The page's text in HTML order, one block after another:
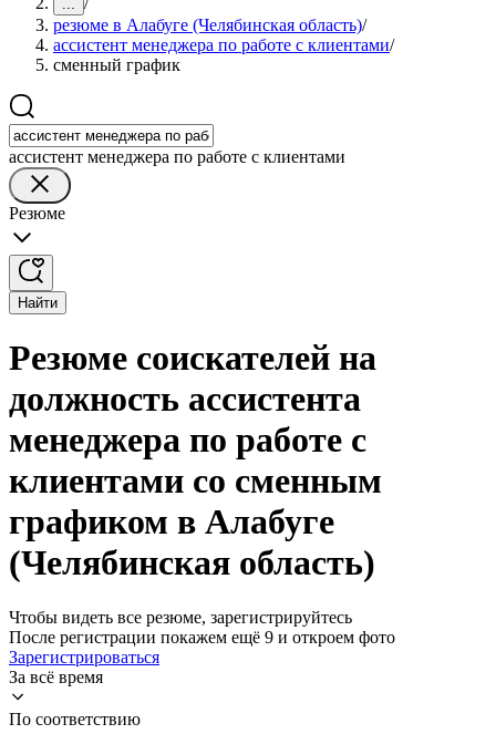
...
резюме в Алабуге (Челябинская область)/
ассистент менеджера по работе с клиентами/
сменный график
ассистент менеджера по работе с клиентами
Резюме
Найти
Резюме соискателей на
должность ассистента
менеджера по работе с
клиентами со сменным
графиком в Алабуге
(Челябинская область)
Чтобы видеть все резюме, зарегистрируйтесь
После регистрации покажем ещё 9 и откроем фото
Зарегистрироваться
За всё время
По соответствию